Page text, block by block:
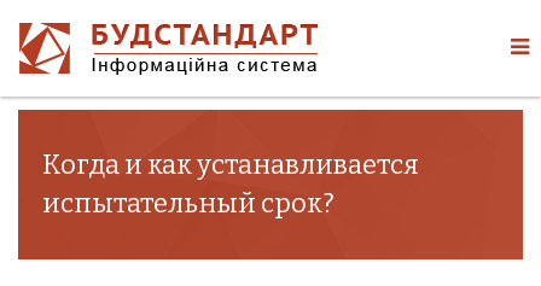
Когда и как устанавливается
испытательный срок?